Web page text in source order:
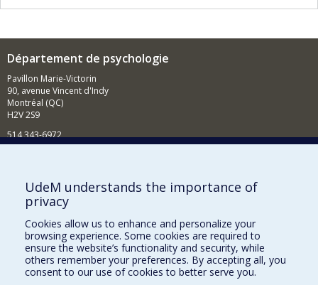
Département de psychologie
Pavillon Marie-Victorin
90, avenue Vincent d'Indy
Montréal (QC)
H2V 2S9
514 343-6972
Comment soutenir le Département?
BESOIN D'AIDE?
Plan du site
Signaler une erreur
Accessibilité
UdeM understands the importance of
privacy
Cookies allow us to enhance and personalize your
browsing experience. Some cookies are required to
ensure the website’s functionality and security, while
others remember your preferences. By accepting all, you
consent to our use of cookies to better serve you.